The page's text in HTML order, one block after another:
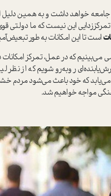
خواهد داشت و به همین دلیل
این نیست که ما دولتی
است تا این امکانات به طور
می‌بینیم که در عمل، تمرکز
روبه‌رو ‌شویم که از
که خود باعث می‌شود مردم
مواجه خواهیم شد.